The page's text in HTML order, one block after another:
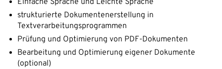
strukturierte Dokumentenerstellung in
Textverarbeitungsprogrammen
Prüfung und Optimierung von PDF-Dokumenten
Bearbeitung und Optimierung eigener Dokumente
(optional)